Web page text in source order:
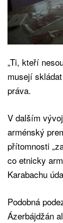
„Ti, kteří
musejí
práva.
V dalším
arménský
přítomnosti
co etnicky
Karabachu
Podobná
Ázerbájdžán